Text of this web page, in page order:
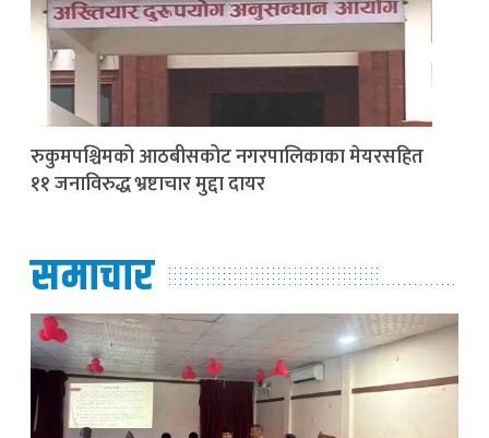
रुकुमपश्चिमको आठबीसकोट नगरपालिकाका मेयरसहित
११ जनाविरुद्ध भ्रष्टाचार मुद्दा दायर
समाचार